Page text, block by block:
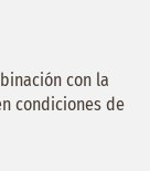
con la
condiciones de